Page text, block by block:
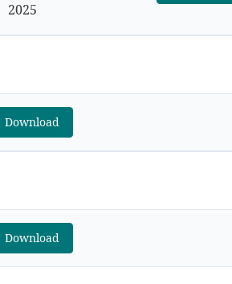
Download
Download
2025